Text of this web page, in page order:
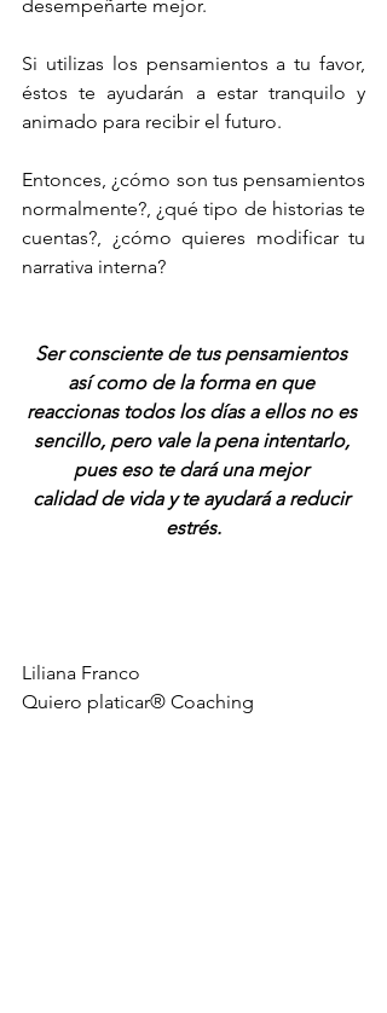
desempeñarte mejor.
Si utilizas los pensamientos a tu favor,
éstos te ayudarán a estar tranquilo y
animado para recibir el futuro.
Entonces, ¿cómo son tus pensamientos
normalmente?, ¿qué tipo de historias te
cuentas?, ¿cómo quieres modificar tu
narrativa interna?
Ser consciente de tus pensamientos
así como de la forma en que
reaccionas todos los días a ellos no es
sencillo, pero vale la pena intentarlo,
pues eso te dará una mejor
calidad de vida y te ayudará a reducir
estrés.
Liliana Franco
Quiero platicar® Coaching